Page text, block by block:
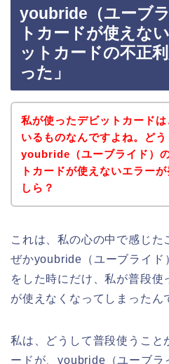
youbride（ユーブ
トカードが使えな
ットカードの不正
った」
私が使ったデビットカード
いるものなんですよね。どう
youbride（ユーブライド）
トカードが使えないエラー
しら？
これは、私の心の中で感じた
ぜかyoubride（ユーブライド
をした時にだけ、私が普段使
が使えなくなってしまったん
私は、どうして普段使うこと
ードが、youbride（ユーブラ